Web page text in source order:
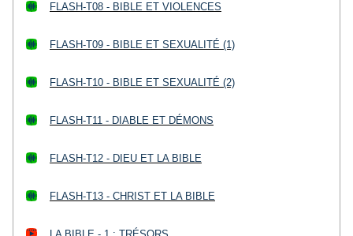
FLASH-T08 - BIBLE ET VIOLENCES
FLASH-T09 - BIBLE ET SEXUALITÉ (1)
FLASH-T10 - BIBLE ET SEXUALITÉ (2)
FLASH-T11 - DIABLE ET DÉMONS
FLASH-T12 - DIEU ET LA BIBLE
FLASH-T13 - CHRIST ET LA BIBLE